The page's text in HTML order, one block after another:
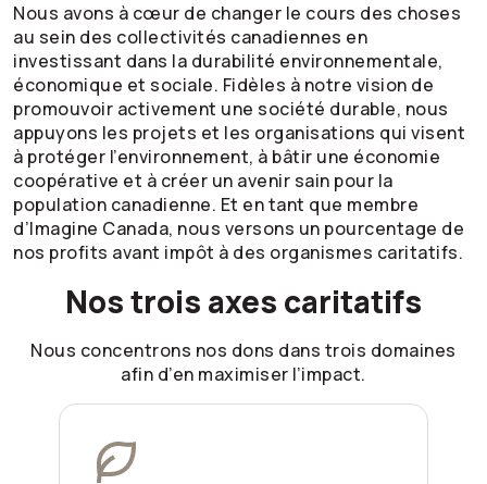
Nous avons à cœur de changer le cours des choses
au sein des collectivités canadiennes en
investissant dans la durabilité environnementale,
économique et sociale. Fidèles à notre vision de
promouvoir activement une société durable, nous
appuyons les projets et les organisations qui visent
à protéger l’environnement, à bâtir une économie
coopérative et à créer un avenir sain pour la
population canadienne. Et en tant que membre
d’Imagine Canada, nous versons un pourcentage de
nos profits avant impôt à des organismes caritatifs.
Nos trois axes caritatifs
Nous concentrons nos dons dans trois domaines
afin d’en maximiser l’impact.